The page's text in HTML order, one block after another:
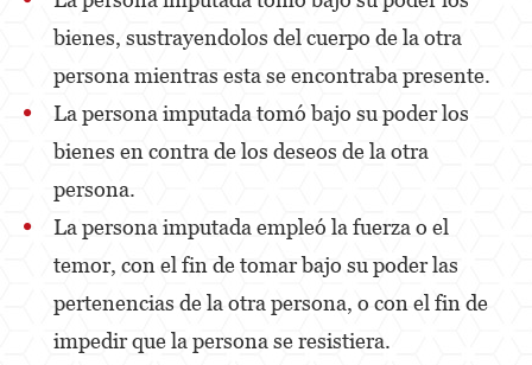
Derechos de los Padres en Casos Juveniles
Desviación Informal Juvenil
División de Justicia Juvenil
La Ley de los Tres Delitos y Fuera
Petición Aceptada
Sello de Registros Juveniles
Tutela de los Tribunales
bienes, sustrayendolos del cuerpo de la otra
persona mientras esta se encontraba presente.
La persona imputada tomó bajo su poder los
bienes en contra de los deseos de la otra
persona.
La persona imputada empleó la fuerza o el
temor, con el fin de tomar bajo su poder las
pertenencias de la otra persona, o con el fin de
impedir que la persona se resistiera.